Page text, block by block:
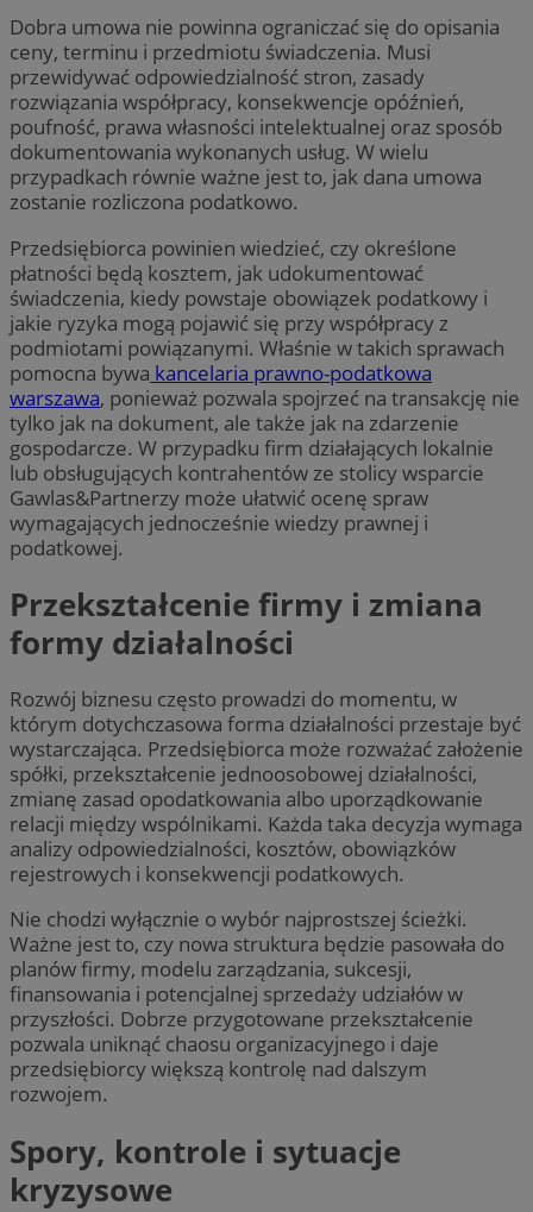
Dobra umowa nie powinna ograniczać się do opisania
ceny, terminu i przedmiotu świadczenia. Musi
przewidywać odpowiedzialność stron, zasady
rozwiązania współpracy, konsekwencje opóźnień,
poufność, prawa własności intelektualnej oraz sposób
dokumentowania wykonanych usług. W wielu
przypadkach równie ważne jest to, jak dana umowa
zostanie rozliczona podatkowo.
Przedsiębiorca powinien wiedzieć, czy określone
płatności będą kosztem, jak udokumentować
świadczenia, kiedy powstaje obowiązek podatkowy i
jakie ryzyka mogą pojawić się przy współpracy z
podmiotami powiązanymi. Właśnie w takich sprawach
pomocna bywa kancelaria prawno-podatkowa
warszawa, ponieważ pozwala spojrzeć na transakcję nie
tylko jak na dokument, ale także jak na zdarzenie
gospodarcze. W przypadku firm działających lokalnie
lub obsługujących kontrahentów ze stolicy wsparcie
Gawlas&Partnerzy może ułatwić ocenę spraw
wymagających jednocześnie wiedzy prawnej i
podatkowej.
Przekształcenie firmy i zmiana
formy działalności
Rozwój biznesu często prowadzi do momentu, w
którym dotychczasowa forma działalności przestaje być
wystarczająca. Przedsiębiorca może rozważać założenie
spółki, przekształcenie jednoosobowej działalności,
zmianę zasad opodatkowania albo uporządkowanie
relacji między wspólnikami. Każda taka decyzja wymaga
analizy odpowiedzialności, kosztów, obowiązków
rejestrowych i konsekwencji podatkowych.
Nie chodzi wyłącznie o wybór najprostszej ścieżki.
Ważne jest to, czy nowa struktura będzie pasowała do
planów firmy, modelu zarządzania, sukcesji,
finansowania i potencjalnej sprzedaży udziałów w
przyszłości. Dobrze przygotowane przekształcenie
pozwala uniknąć chaosu organizacyjnego i daje
przedsiębiorcy większą kontrolę nad dalszym
rozwojem.
Spory, kontrole i sytuacje
kryzysowe